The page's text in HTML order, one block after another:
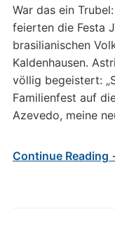
War das ein
feierten die Festa
brasilianischen
Kaldenhausen.
völlig begeistert:
Familienfest auf
Azevedo, meine
Continue Reading